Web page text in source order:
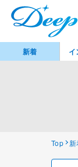
Top 新
新着 イ